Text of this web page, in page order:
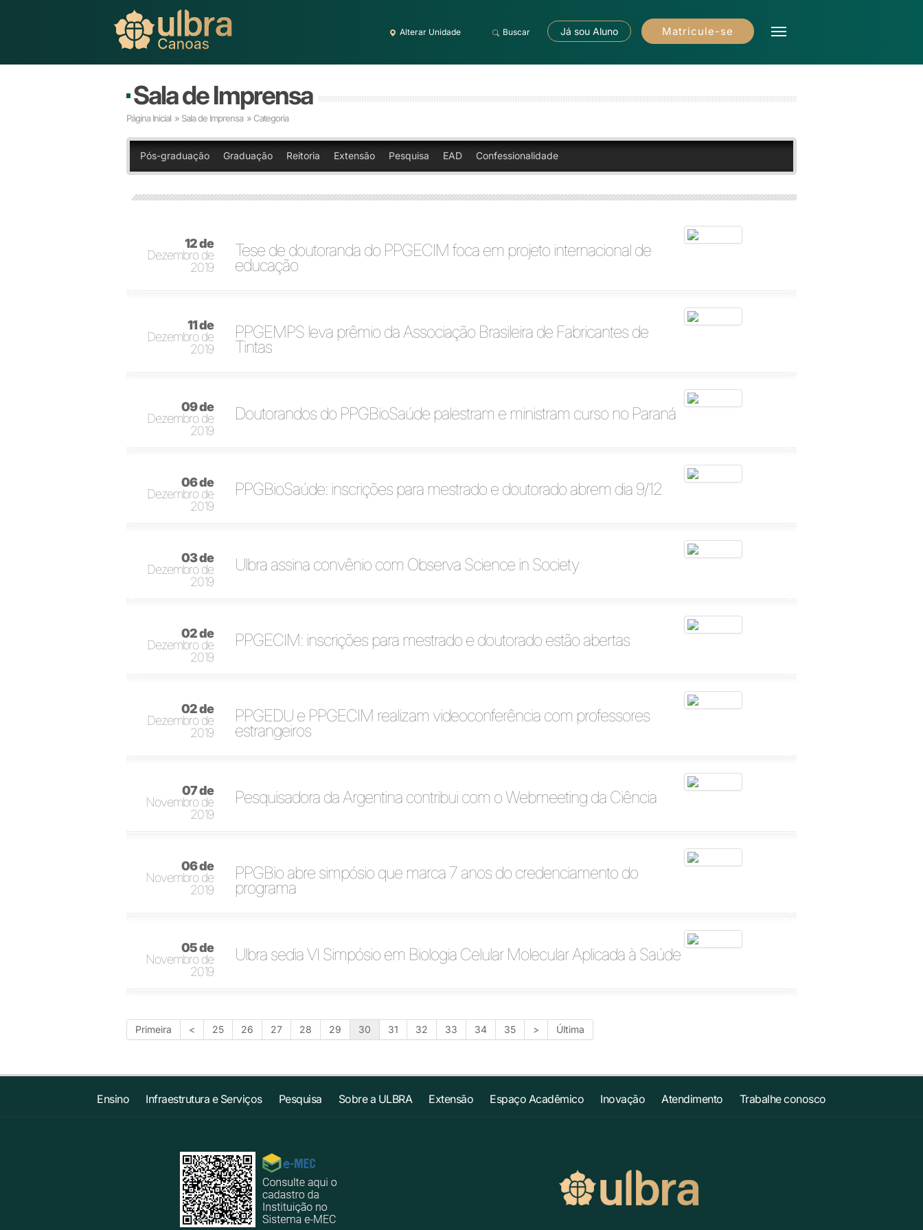
Alterar Unidade Buscar Já sou Aluno Matricule-se
Sala de Imprensa
Página Inicial » Sala de Imprensa » Categoria
Pós-graduação Graduação Reitoria Extensão Pesquisa EAD Confessionalidade
12 de
Dezembro de
2019
Tese de doutoranda do PPGECIM foca em projeto internacional de
educação
11 de
Dezembro de
2019
PPGEMPS leva prêmio da Associação Brasileira de Fabricantes de
Tintas
09 de
Dezembro de
2019
Doutorandos do PPGBioSaúde palestram e ministram curso no Paraná
06 de
Dezembro de
2019
PPGBioSaúde: inscrições para mestrado e doutorado abrem dia 9/12
03 de
Dezembro de
2019
Ulbra assina convênio com Observa Science in Society
02 de
Dezembro de
2019
PPGECIM: inscrições para mestrado e doutorado estão abertas
02 de
Dezembro de
2019
PPGEDU e PPGECIM realizam videoconferência com professores
estrangeiros
07 de
Novembro de
2019
Pesquisadora da Argentina contribui com o Webmeeting da Ciência
06 de
Novembro de
2019
PPGBio abre simpósio que marca 7 anos do credenciamento do
programa
05 de
Novembro de
2019
Ulbra sedia VI Simpósio em Biologia Celular Molecular Aplicada à Saúde
Primeira < 25 26 27 28 29 30 31 32 33 34 35 > Última
Ensino Infraestrutura e Serviços Pesquisa Sobre a ULBRA Extensão Espaço Acadêmico Inovação Atendimento Trabalhe conosco